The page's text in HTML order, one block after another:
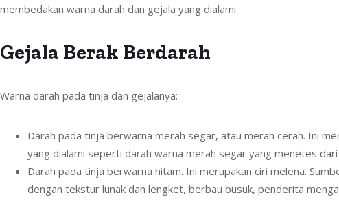
membedakan warna darah dan gejala yang dialami.
Gejala Berak Berdarah
Warna darah pada tinja dan gejalanya:
Darah pada tinja berwarna merah segar, atau merah cerah. Ini
yang dialami seperti darah warna merah segar yang menetes
Darah pada tinja berwarna hitam. Ini merupakan ciri melena.
dengan tekstur lunak dan lengket, berbau busuk, penderita